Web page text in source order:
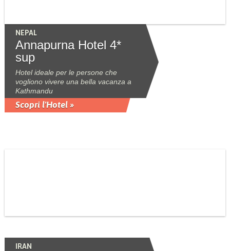
NEPAL
Annapurna Hotel 4*
sup
Hotel ideale per le persone che
vogliono vivere una bella vacanza a
Kathmandu
Scopri l'Hotel »
IRAN